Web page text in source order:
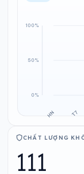
CHẤT LƯỢNG
111